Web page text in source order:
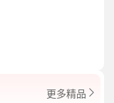
更多精品 